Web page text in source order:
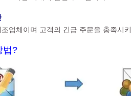
업체이며 고객의 긴급 주문을 충족시
법?